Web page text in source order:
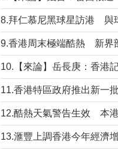
8.拜仁慕尼黑球星訪港 與
9.香港周末極端酷熱 新界
12.酷熱天氣警告生效 本
13.滙豐上調香港今年經濟